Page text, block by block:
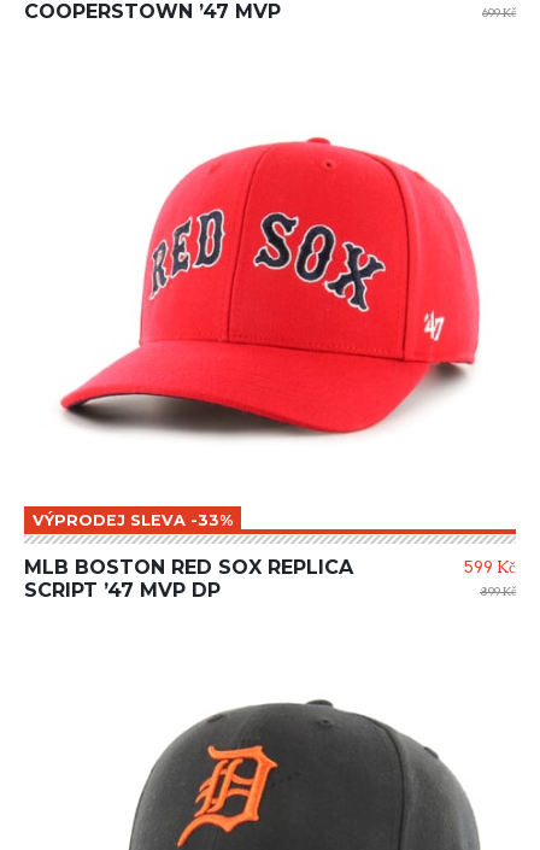
COOPERSTOWN ’47 MVP 699 Kč
VÝPRODEJ SLEVA -33%
MLB BOSTON RED SOX REPLICA
SCRIPT ’47 MVP DP
599 Kč
899 Kč